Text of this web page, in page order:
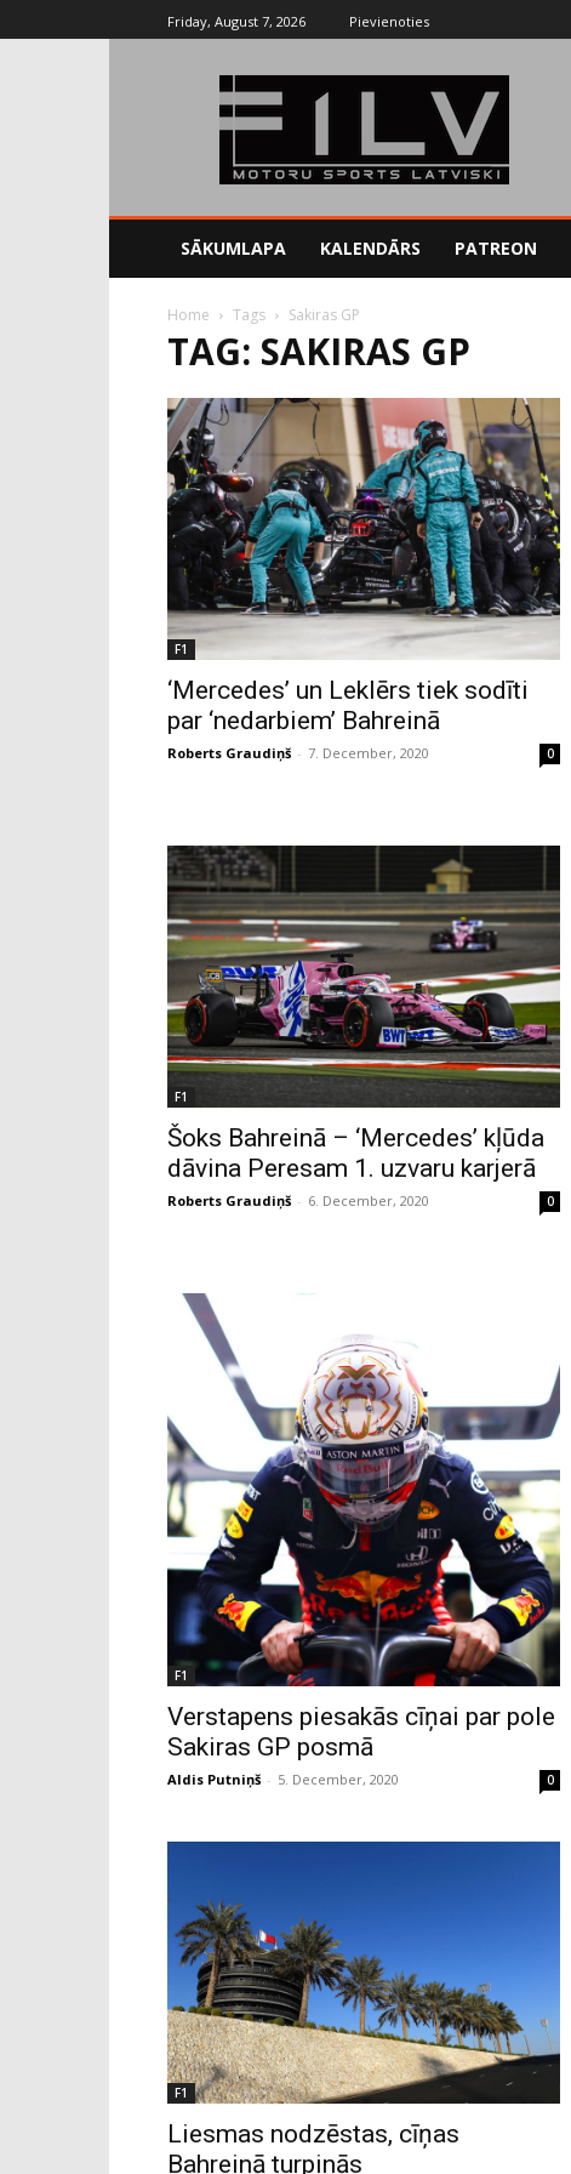
Friday, August 7, 2026 Pievienoties
SĀKUMLAPA KALENDĀRS PATREON
Home Tags Sakiras GP
TAG: SAKIRAS GP
F1
‘Mercedes’ un Leklērs tiek sodīti
par ‘nedarbiem’ Bahreinā
Roberts Graudiņš - 7. December, 2020 0
F1
Šoks Bahreinā – ‘Mercedes’ kļūda
dāvina Peresam 1. uzvaru karjerā
Roberts Graudiņš - 6. December, 2020 0
F1
Verstapens piesakās cīņai par pole
Sakiras GP posmā
Aldis Putniņš - 5. December, 2020 0
F1
Liesmas nodzēstas, cīņas
Bahreinā turpinās